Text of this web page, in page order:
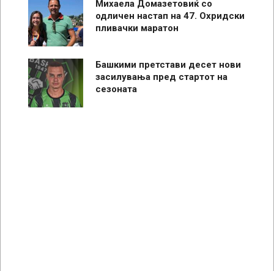
Михаела Домазетовиќ со
одличен настап на 47. Охридски
пливачки маратон
Башкими претстави десет нови
засилувања пред стартот на
сезоната